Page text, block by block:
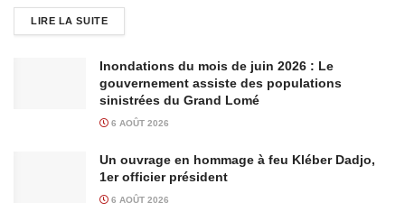
LIRE LA SUITE
Inondations du mois de juin 2026 : Le
gouvernement assiste des populations
sinistrées du Grand Lomé
6 AOÛT 2026
Un ouvrage en hommage à feu Kléber Dadjo,
1er officier président
6 AOÛT 2026